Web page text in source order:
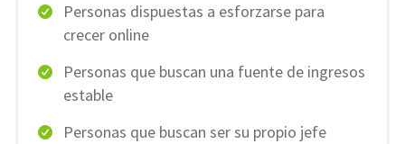
Personas dispuestas a esforzarse para
crecer online
Personas que buscan una fuente de ingresos
estable
Personas que buscan ser su propio jefe